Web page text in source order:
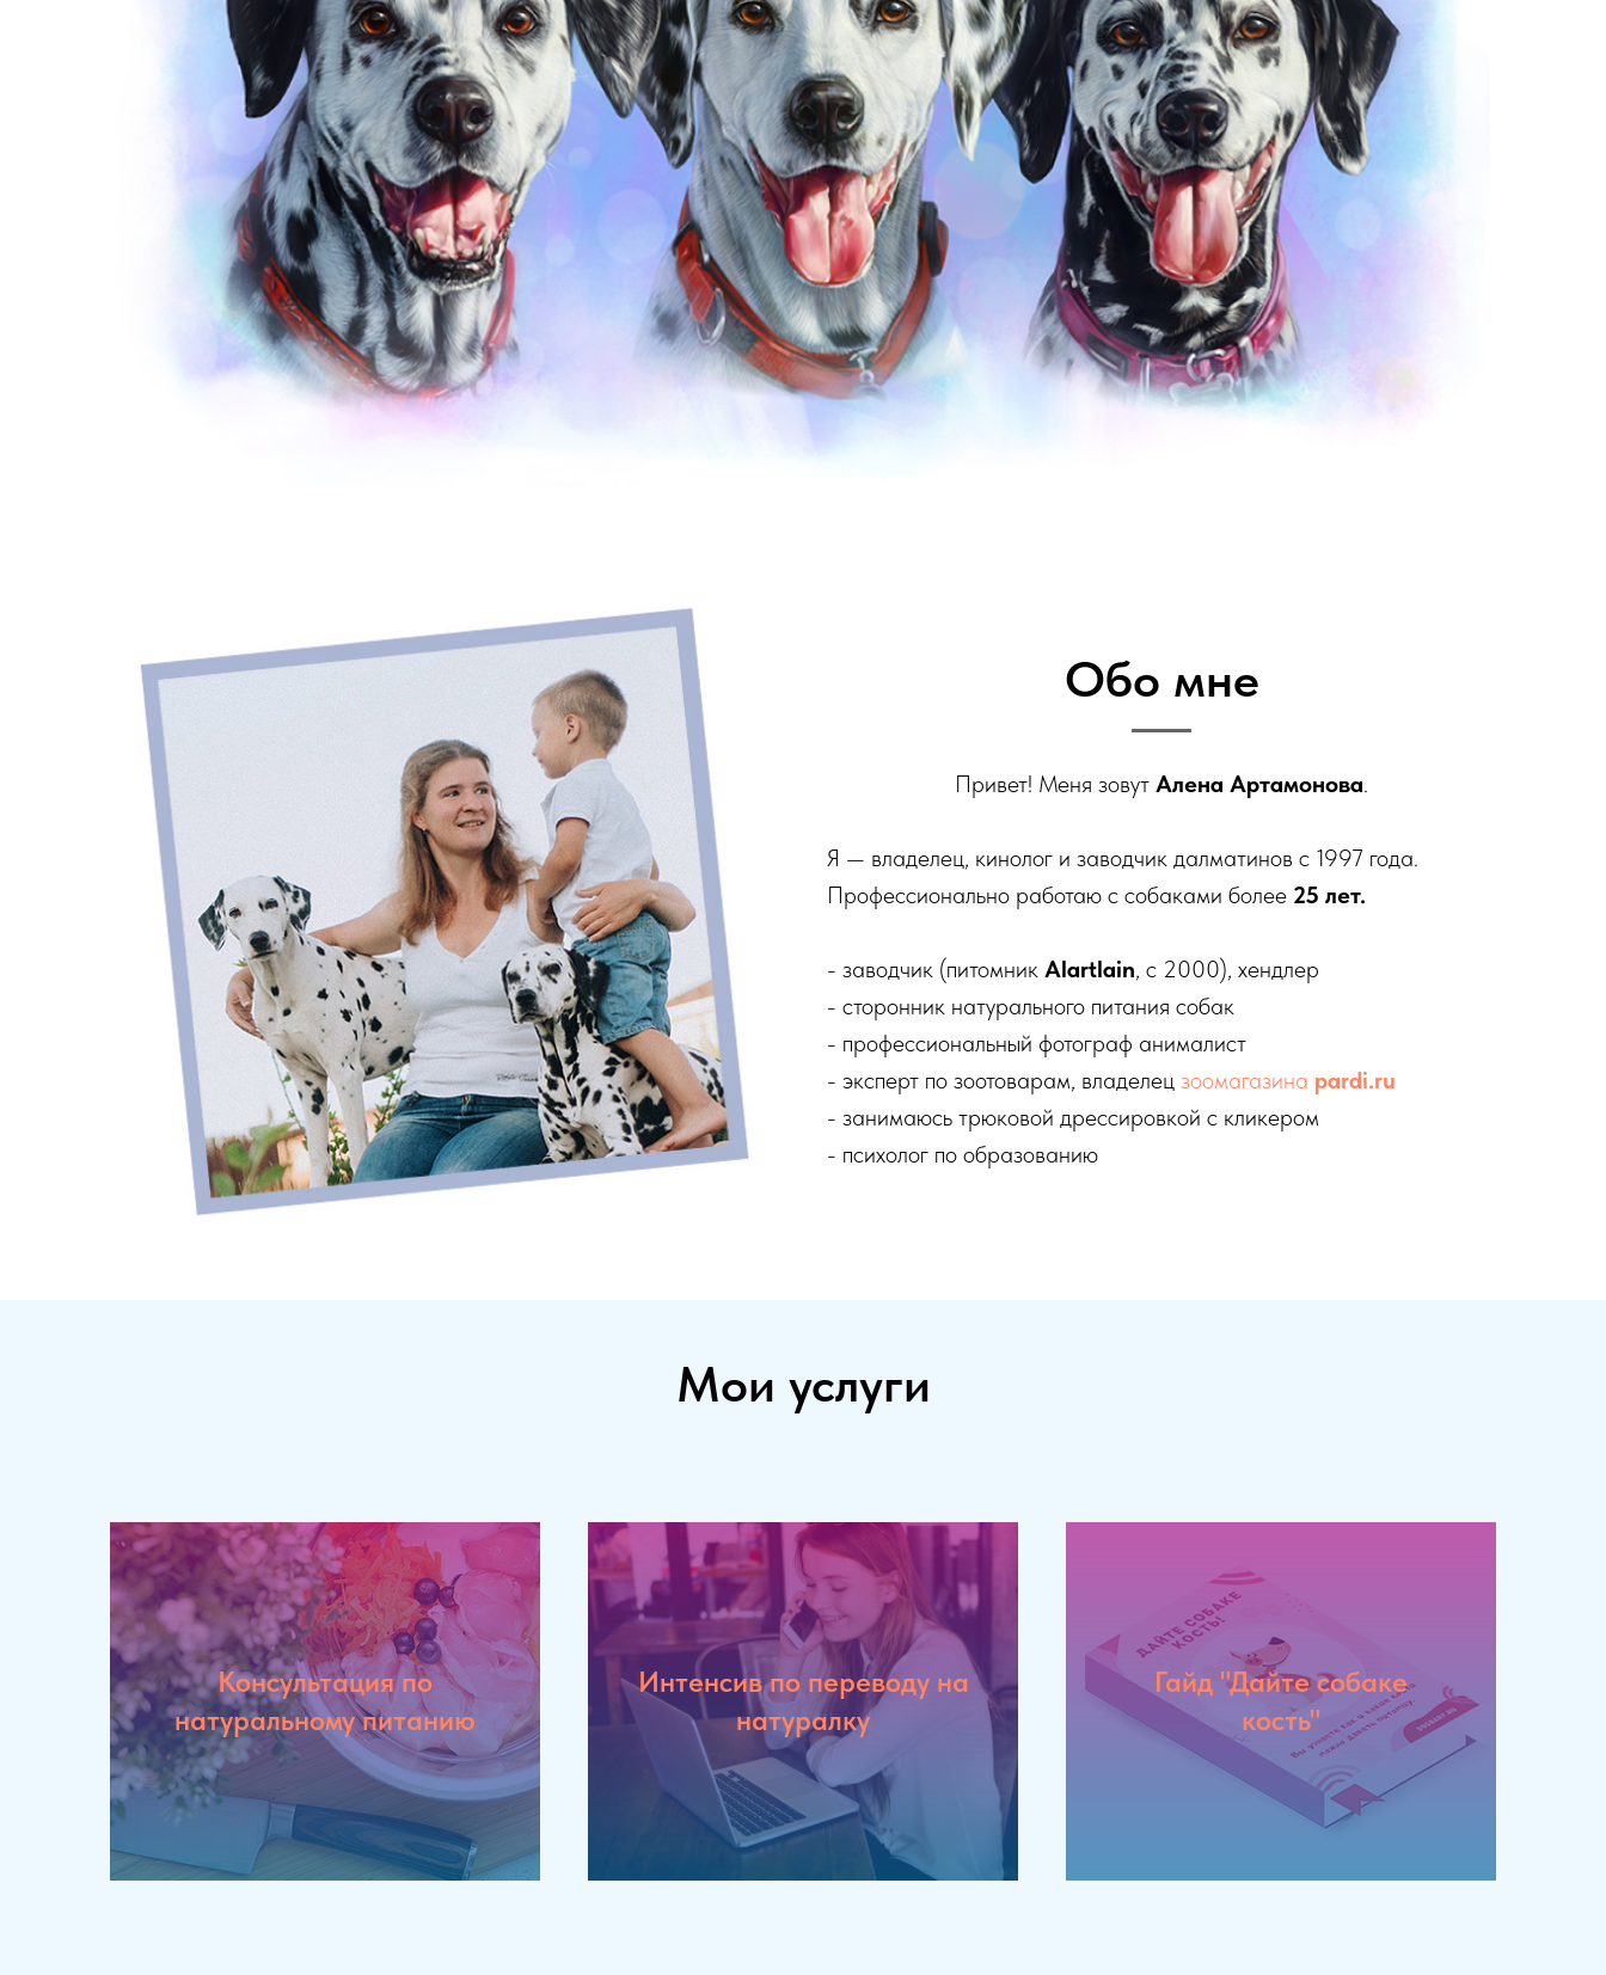
Обо мне
Привет! Меня зовут Алена Артамонова.
Я — владелец, кинолог и заводчик далматинов с 1997 года.
Профессионально работаю с собаками более 25 лет.
- заводчик (питомник Alartlain, с 2000), хендлер
- сторонник натурального питания собак
- профессиональный фотограф анималист
- эксперт по зоотоварам, владелец зоомагазина pardi.ru
- занимаюсь трюковой дрессировкой с кликером
- психолог по образованию
Мои услуги
Консультация по
натуральному питанию
Интенсив по переводу на
натуралку
Гайд "Дайте собаке
кость"